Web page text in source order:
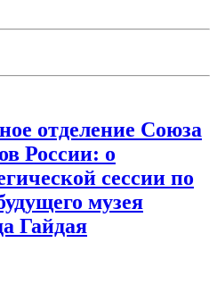
отделение Союза
России: о
сессии по
музея
Гайдая